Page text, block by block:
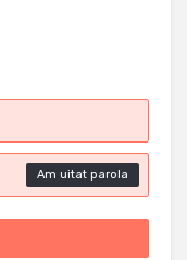
Am uitat parola